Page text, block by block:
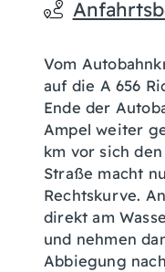
Vom
auf die A 656
Ende der
Ampel weiter
km vor sich
Straße macht
Rechtskurve.
direkt am
und nehmen
Abbiegung